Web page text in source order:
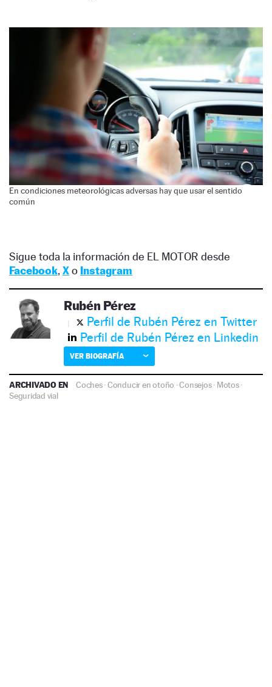
En condiciones meteorológicas adversas hay que usar el sentido
común
Sigue toda la información de EL MOTOR desde
Facebook, Xo Instagram
Rubén Pérez
Perfil de Rubén Pérez en Twitter
Perfil de Rubén Pérez en Linkedin
VER BIOGRAFÍA
ARCHIVADO EN Coches·Conducir en otoño ·Consejos· Motos·
Seguridad vial